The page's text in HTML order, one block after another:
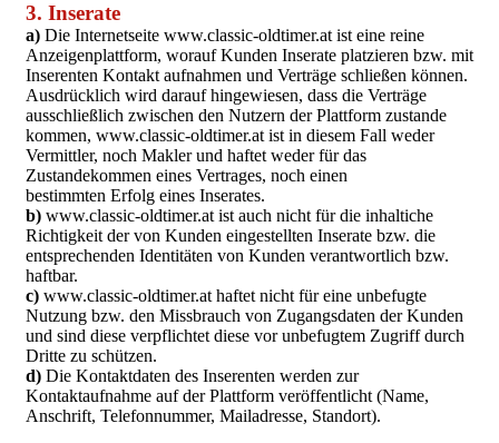
3. Inserate
a) Die Internetseite www.classic-oldtimer.at ist eine reine
Anzeigenplattform, worauf Kunden Inserate platzieren bzw. mit
Inserenten Kontakt aufnahmen und Verträge schließen können.
Ausdrücklich wird darauf hingewiesen, dass die Verträge
ausschließlich zwischen den Nutzern der Plattform zustande
kommen, www.classic-oldtimer.at ist in diesem Fall weder
Vermittler, noch Makler und haftet weder für das
Zustandekommen eines Vertrages, noch einen
bestimmten Erfolg eines Inserates.
b) www.classic-oldtimer.at ist auch nicht für die inhaltiche
Richtigkeit der von Kunden eingestellten Inserate bzw. die
entsprechenden Identitäten von Kunden verantwortlich bzw.
haftbar.
c) www.classic-oldtimer.at haftet nicht für eine unbefugte
Nutzung bzw. den Missbrauch von Zugangsdaten der Kunden
und sind diese verpflichtet diese vor unbefugtem Zugriff durch
Dritte zu schützen.
d) Die Kontaktdaten des Inserenten werden zur
Kontaktaufnahme auf der Plattform veröffentlicht (Name,
Anschrift, Telefonnummer, Mailadresse, Standort).